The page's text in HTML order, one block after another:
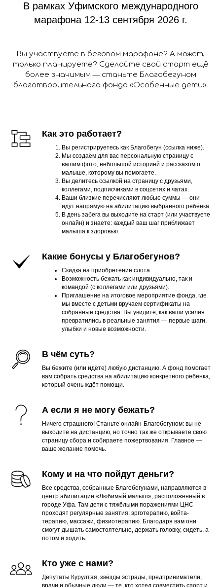
В рамках Уфимского международного
марафона 12-13 сентября 2026 г.
Вы участвуете в беговом марафоне? А может,
только планируете? Сделайте свой старт ещё
более значимым — станьте Благобегуном
благотворительного фонда «Особенные дети».
Как это работает?
Вы регистрируетесь как Благобегун (ссылка ниже).
Мы создаём для вас персональную страницу с
вашим фото, небольшой историей и рассказом о
малыше, которому вы помогаете.
Вы делитесь ссылкой на страницу с друзьями,
коллегами, подписчиками в соцсетях и чатах.
Ваши близкие перечисляют любые суммы — они
идут напрямую на абилитацию выбранного ребёнка.
В день забега вы выходите на старт (или участвуете
онлайн) и знаете: каждый ваш шаг приближает
малыша к здоровью.
Какие бонусы у Благобегунов?
Скидка на приобретение слота
Возможность бежать как индивидуально, так и
командой (с коллегами или друзьями).
Приглашение на итоговое мероприятие фонда, где
мы вместе с детьми вручаем сертификаты на
собранные средства. Вы увидите, как ваши усилия
превратились в реальные занятия — первые шаги,
улыбки и новые возможности.
В чём суть?
Вы бежите (или идёте) любую дистанцию. А фонд помогает
вам собрать средства на абилитацию конкретного ребёнка,
который очень ждёт помощи.
А если я не могу бежать?
Ничего страшного! Станьте онлайн-Благобегуном: вы не
выходите на дистанцию, но точно так же открываете свою
страницу сбора и собираете пожертвования. Главное —
ваше желание помочь.
Кому и на что пойдут деньги?
Все средства, собранные Благобегунами, направляются в
центр абилитации «Любимый малыш», расположенный в
городе Уфа. Там дети с тяжёлыми поражениями ЦНС
проходят регулярные занятия: эрготерапию, войта-
терапию, массажи, физиотерапию. Благодаря вам они
смогут дышать самостоятельно, держать головку, сидеть, а
потом и ходить.
Кто уже с нами?
Депутаты Курултая, звёзды эстрады, предприниматели,